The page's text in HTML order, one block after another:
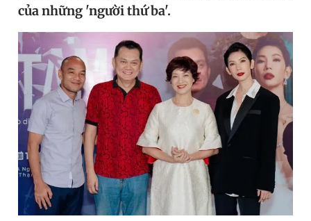
Tiện ích Bạn cần biết
Thông tin tòa soạn Liên hệ quảng cáo
Đọc Thanh Niên trên điện thoại
của những 'người thứ ba'.